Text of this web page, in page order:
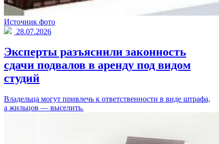
Источник фото
28.07.2026
Эксперты разъяснили законность
сдачи подвалов в аренду под видом
студий
Владельца могут привлечь к ответственности в виде штрафа,
а жильцов — выселить.